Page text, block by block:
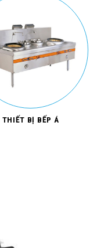
THIẾT BỊ BẾP Á